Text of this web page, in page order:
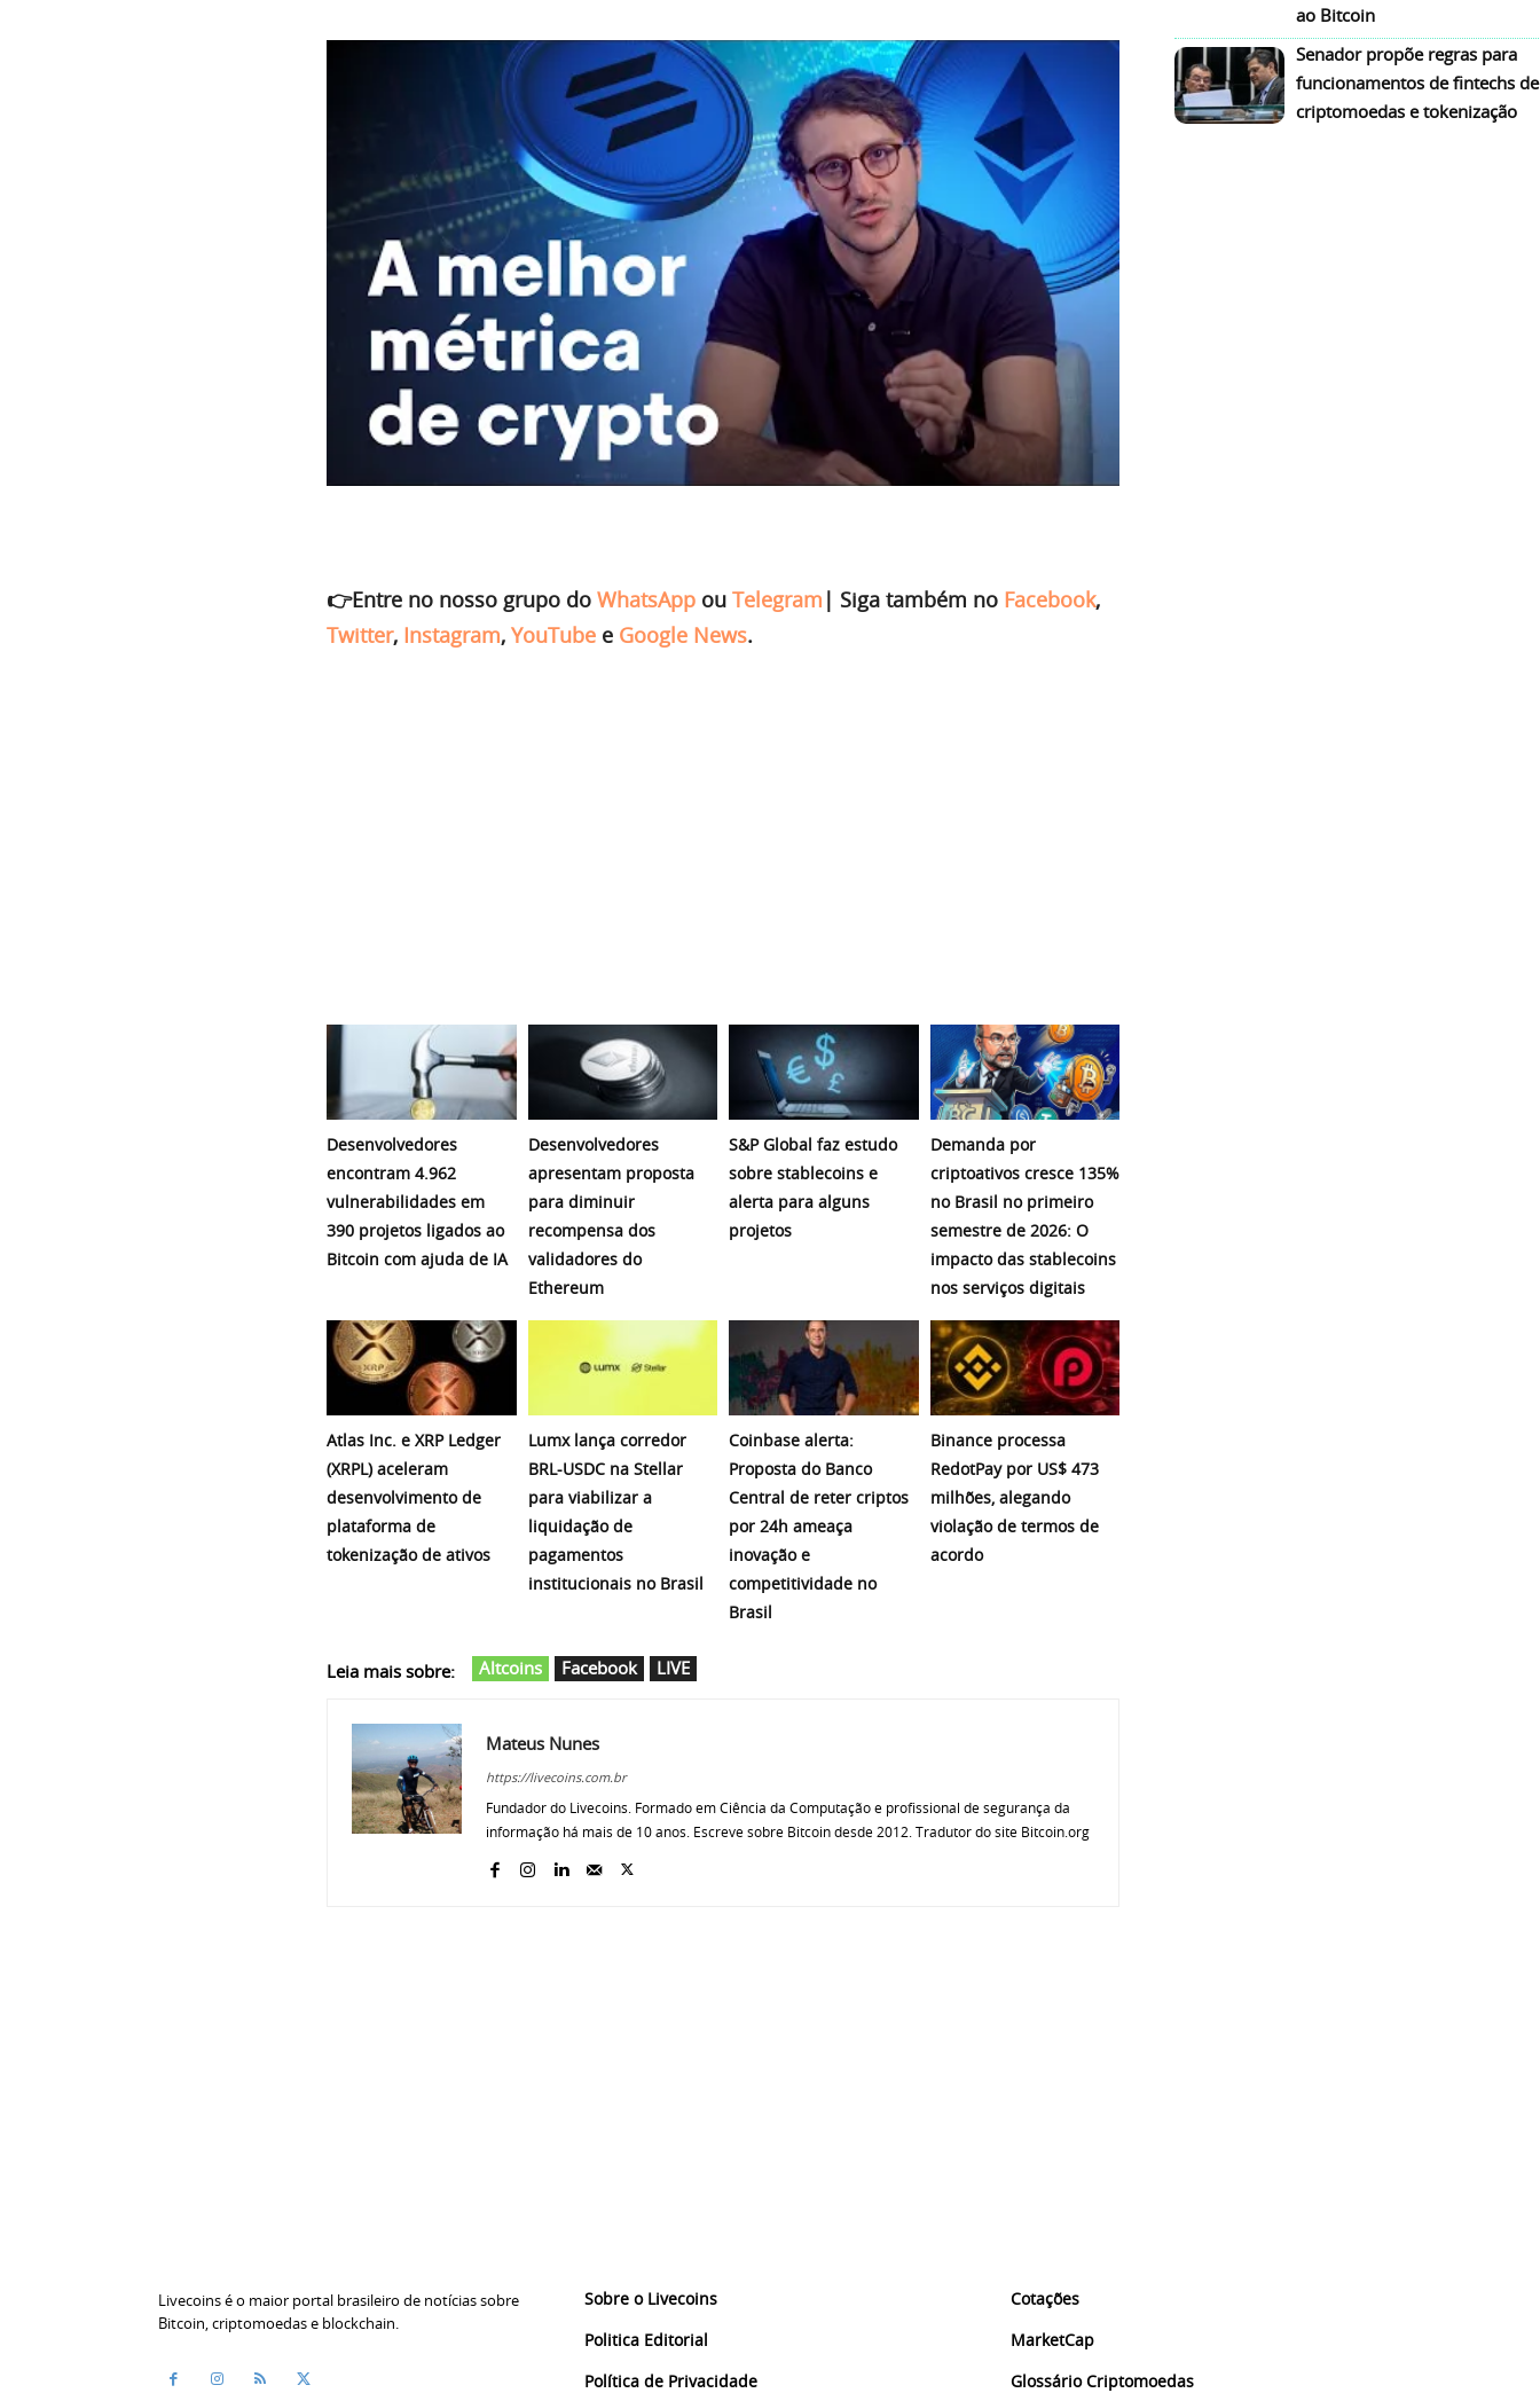
👉Entre no nosso grupo do WhatsApp ou Telegram | Siga também no Facebook,
Twitter, Instagram, YouTube e Google News.
Desenvolvedores
encontram 4.962
vulnerabilidades em
390 projetos ligados ao
Bitcoin com ajuda de IA
Desenvolvedores
apresentam proposta
para diminuir
recompensa dos
validadores do
Ethereum
S&P Global faz estudo
sobre stablecoins e
alerta para alguns
projetos
Demanda por
criptoativos cresce 135%
no Brasil no primeiro
semestre de 2026: O
impacto das stablecoins
nos serviços digitais
Atlas Inc. e XRP Ledger
(XRPL) aceleram
desenvolvimento de
plataforma de
tokenização de ativos
Lumx lança corredor
BRL-USDC na Stellar
para viabilizar a
liquidação de
pagamentos
institucionais no Brasil
Coinbase alerta:
Proposta do Banco
Central de reter criptos
por 24h ameaça
inovação e
competitividade no
Brasil
Binance processa
RedotPay por US$ 473
milhões, alegando
violação de termos de
acordo
Leia mais sobre: Altcoins Facebook LIVE
Mateus Nunes
https://livecoins.com.br
Fundador do Livecoins. Formado em Ciência da Computação e profissional de segurança da
informação há mais de 10 anos. Escreve sobre Bitcoin desde 2012. Tradutor do site Bitcoin.org
ao Bitcoin
Senador propõe regras para
funcionamentos de fintechs de
criptomoedas e tokenização
Livecoins é o maior portal brasileiro de notícias sobre
Bitcoin, criptomoedas e blockchain.
Sobre o Livecoins
Politica Editorial
Política de Privacidade
Cotações
MarketCap
Glossário Criptomoedas